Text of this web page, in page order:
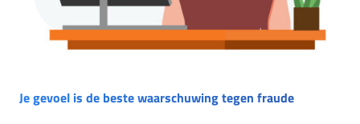
Je gevoel is de beste waarschuwing tegen fraude